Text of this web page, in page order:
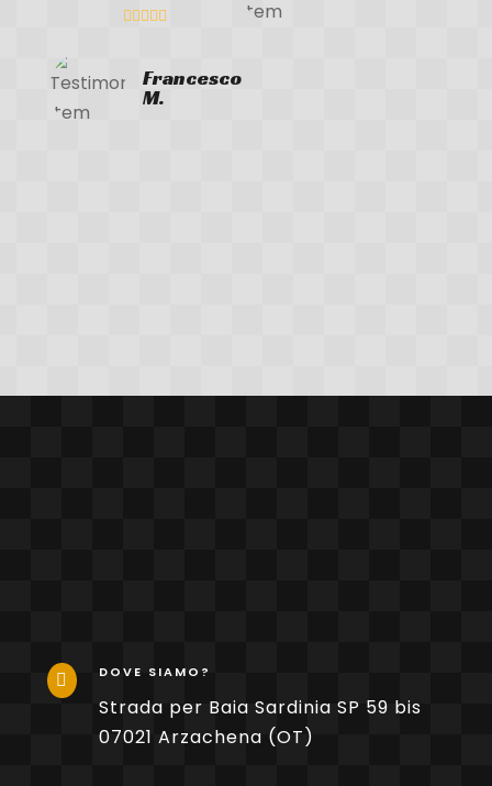
    
Francesco
M.
 DOVE SIAMO?
Strada per Baia Sardinia SP 59 bis
07021 Arzachena (OT)